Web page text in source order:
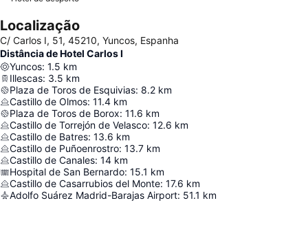
Localização
C/ Carlos I, 51, 45210, Yuncos, Espanha
Distância de Hotel Carlos I
Yuncos: 1.5 km
Illescas: 3.5 km
Plaza de Toros de Esquivias: 8.2 km
Castillo de Olmos: 11.4 km
Plaza de Toros de Borox: 11.6 km
Castillo de Torrejón de Velasco: 12.6 km
Castillo de Batres: 13.6 km
Castillo de Puñoenrostro: 13.7 km
Castillo de Canales: 14 km
Hospital de San Bernardo: 15.1 km
Castillo de Casarrubios del Monte: 17.6 km
Adolfo Suárez Madrid-Barajas Airport: 51.1 km